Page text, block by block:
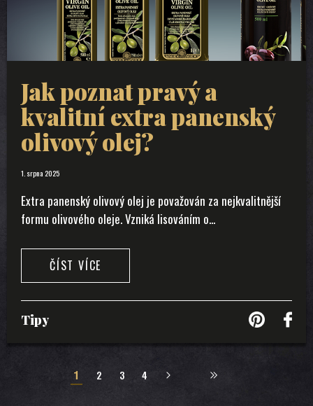
Jak poznat pravý a
kvalitní extra panenský
olivový olej?
1. srpna 2025
Extra panenský olivový olej je považován za nejkvalitnější
formu olivového oleje. Vzniká lisováním o...
ČÍST VÍCE
Tipy
1 2 3 4 » Poslední »